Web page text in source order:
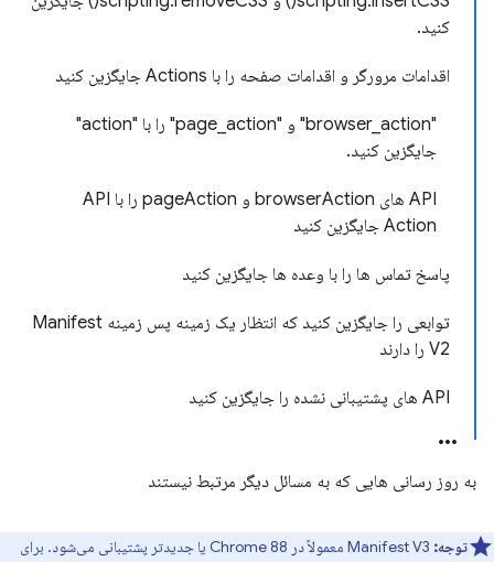
کنید.
اقدامات مرورگر و اقدامات صفحه را با Actions جایگزین کنید
"browser_action" و "page_action" را با "action"
جایگزین کنید.
API های browserAction و pageAction را با API
Action جایگزین کنید
پاسخ تماس ها را با وعده ها جایگزین کنید
توابعی را جایگزین کنید که انتظار یک زمینه پس زمینه Manifest
V2 را دارند
API های پشتیبانی نشده را جایگزین کنید
به روز رسانی هایی که به مسائل دیگر مرتبط نیستند
توجه:
Manifest V3 معمولاً در Chrome 88 یا جدیدتر پشتیبانی می‌شود. برای